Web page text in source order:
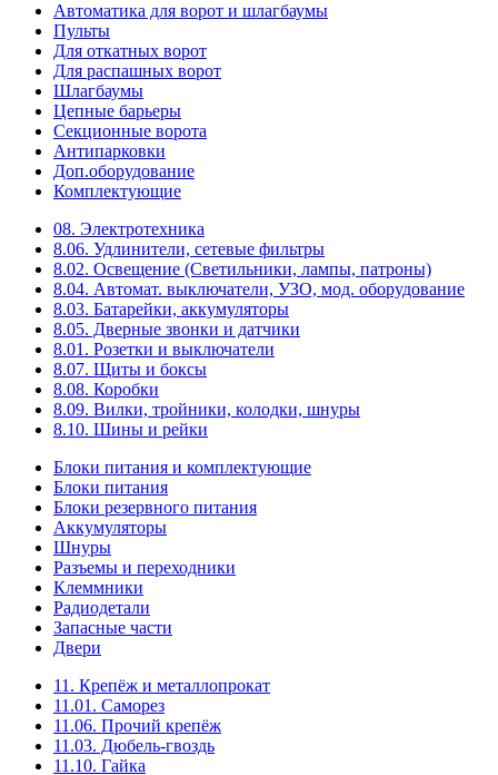
Автоматика для ворот и шлагбаумы
Пульты
Для откатных ворот
Для распашных ворот
Шлагбаумы
Цепные барьеры
Секционные ворота
Антипарковки
Доп.оборудование
Комплектующие
08. Электротехника
8.06. Удлинители, сетевые фильтры
8.02. Освещение (Светильники, лампы, патроны)
8.04. Автомат. выключатели, УЗО, мод. оборудование
8.03. Батарейки, аккумуляторы
8.05. Дверные звонки и датчики
8.01. Розетки и выключатели
8.07. Щиты и боксы
8.08. Коробки
8.09. Вилки, тройники, колодки, шнуры
8.10. Шины и рейки
Блоки питания и комплектующие
Блоки питания
Блоки резервного питания
Аккумуляторы
Шнуры
Разъемы и переходники
Клеммники
Радиодетали
Запасные части
Двери
11. Крепёж и металлопрокат
11.01. Саморез
11.06. Прочий крепёж
11.03. Дюбель-гвоздь
11.10. Гайка